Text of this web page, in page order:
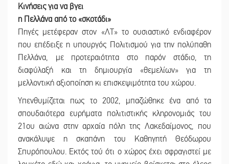
Κινήσεις για να βγει
η Πελλάνα από το «σκοτάδι»
Πηγές μετέφεραν στον «ΛΤ» το ουσιαστικό ενδιαφέρον
που επέδειξε η υπουργός Πολιτισμού για την πολύπαθη
Πελλάνα, με προτεραιότητα στο παρόν στάδιο, τη
διαφύλαξή και τη δημιουργία «θεμελίων» για τη
μελλοντική αξιοποίηση κι επισκεψιμότητα του χώρου.
Υπενθυμίζεται πως το 2002, μπαζώθηκε ένα από τα
σπουδαιότερα ευρήματα πολιτιστικής κληρονομιάς του
21ου αιώνα στην αρχαία πόλη της Λακεδαίμονος, που
ανακάλυψε η σκαπάνη του Καθηγητή Θεόδωρου
Σπυρόπουλου. Εκτός τού ότι ο χώρος έχει σφραγιστεί με